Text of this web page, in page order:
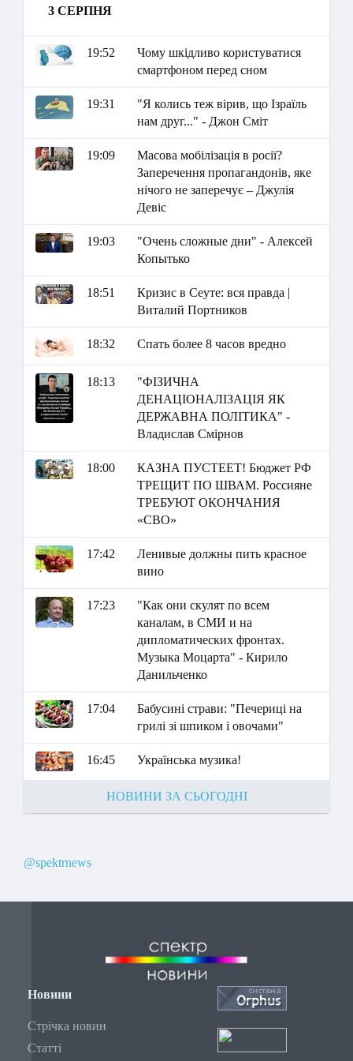
3 СЕРПНЯ
19:52
Чому шкідливо користуватися
смартфоном перед сном
19:31
"Я колись теж вірив, що Ізраїль
нам друг..." - Джон Сміт
19:09
Масова мобілізація в росії?
Заперечення пропагандонів, яке
нічого не заперечує – Джулія
Девіс
19:03
"Очень сложные дни" - Алексей
Копытько
18:51
Кризис в Сеуте: вся правда |
Виталий Портников
18:32 Спать более 8 часов вредно
18:13
"ФІЗИЧНА
ДЕНАЦІОНАЛІЗАЦІЯ ЯК
ДЕРЖАВНА ПОЛІТИКА" -
Владислав Смірнов
18:00
КАЗНА ПУСТЕЕТ! Бюджет РФ
ТРЕЩИТ ПО ШВАМ. Россияне
ТРЕБУЮТ ОКОНЧАНИЯ
«СВО»
17:42
Ленивые должны пить красное
вино
17:23
"Как они скулят по всем
каналам, в СМИ и на
дипломатических фронтах.
Музыка Моцарта" - Кирило
Данильченко
17:04
Бабусині страви: "Печериці на
грилі зі шпиком і овочами"
16:45 Українська музика!
НОВИНИ ЗА СЬОГОДНІ
@spektrnews
Новини
Стрічка новин
Статті